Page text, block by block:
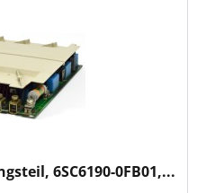
6SC6190-0FB01,...